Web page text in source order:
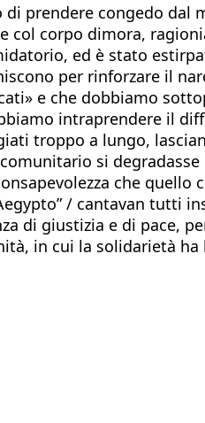
prendere congedo dal
col corpo dimora,
ed è stato
per rinforzare il
e che dobbiamo
intraprendere il
troppo a lungo,
si
che
/ cantavan tutti
di giustizia e di pace,
in cui la solidarietà